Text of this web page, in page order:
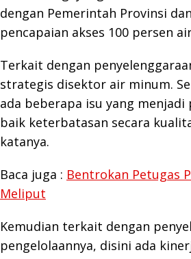
dengan Pemerintah Provinsi
pencapaian akses 100 persen
Terkait dengan
strategis disektor air minum.
ada beberapa isu yang
baik keterbatasan secara
katanya.
Baca juga : Bentrokan Petugas
Meliput
Kemudian terkait dengan
pengelolaannya, disini ada